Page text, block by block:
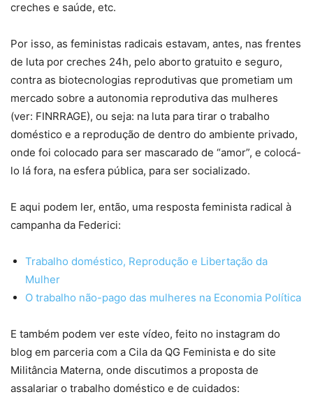
creches e saúde, etc.
Por isso, as feministas radicais estavam, antes, nas frentes
de luta por creches 24h, pelo aborto gratuito e seguro,
contra as biotecnologias reprodutivas que prometiam um
mercado sobre a autonomia reprodutiva das mulheres
(ver: FINRRAGE), ou seja: na luta para tirar o trabalho
doméstico e a reprodução de dentro do ambiente privado,
onde foi colocado para ser mascarado de “amor”, e colocá-
lo lá fora, na esfera pública, para ser socializado.
E aqui podem ler, então, uma resposta feminista radical à
campanha da Federici:
Trabalho doméstico, Reprodução e Libertação da
Mulher
O trabalho não-pago das mulheres na Economia Política
E também podem ver este vídeo, feito no instagram do
blog em parceria com a Cila da QG Feminista e do site
Militância Materna, onde discutimos a proposta de
assalariar o trabalho doméstico e de cuidados: